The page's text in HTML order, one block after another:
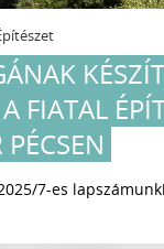
FIATAL
7-es